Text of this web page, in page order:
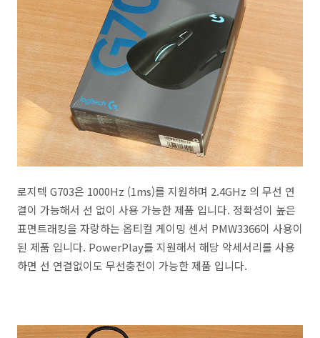
로지텍 G703은 1000Hz (1ms)를 지원하며 2.4GHz 의 무선 연
결이 가능해서 선 없이 사용 가능한 제품 입니다. 정확성이 높은
표면트래킹을 자랑하는 옵티컬 게이밍 센서 PMW3366이 사용이
된 제품 입니다. PowerPlay를 지원해서 해당 악세서리를 사용
하면 선 연결없이도 무선충전이 가능한 제품 입니다.